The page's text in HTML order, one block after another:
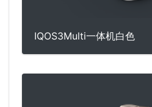
IQOS3Multi一体机白色